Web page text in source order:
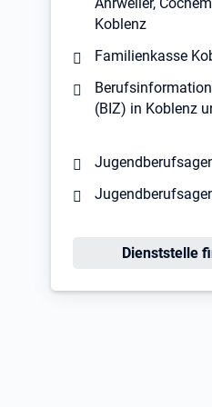
Koblenz
Familienkasse
(BIZ) in Koblenz
Öffnet in
Dienststelle